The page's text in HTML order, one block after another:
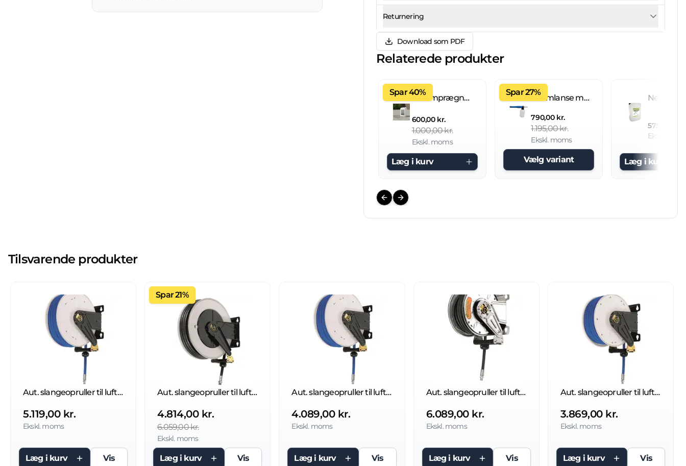
Returnering
Download som PDF
Relaterede produkter
Spar 40%
Fliseimprægnering IC 20 L brugsklar
600,00 kr.
1.000,00 kr.
Ekskl. moms
Læg i kurv
Spar 27%
Skumlanse med 2 L beholder
790,00 kr.
1.195,00 kr.
Ekskl. moms
Vælg variant
575,00 kr.
Ekskl.
Læg i kurv
Previous slide
Next slide
Tilsvarende produkter
Aut. slangeopruller til luft/vand 20 bar
5.119,00 kr.
Ekskl. moms
Læg i kurv Vis
Spar 21%
Aut. slangeopruller til luft/vand 20 bar
4.814,00 kr.
6.059,00 kr.
Ekskl. moms
Læg i kurv Vis
Aut. slangeopruller til luft/vand 20 bar
4.089,00 kr.
Ekskl. moms
Læg i kurv Vis
Aut. slangeopruller til luft/vand 20 bar
6.089,00 kr.
Ekskl. moms
Læg i kurv Vis
Aut. slangeopruller til luft/vand 20 bar
3.869,00 kr.
Ekskl. moms
Læg i kurv Vis